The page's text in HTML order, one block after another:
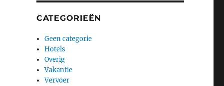
CATEGORIEËN
Geen categorie
Hotels
Overig
Vakantie
Vervoer